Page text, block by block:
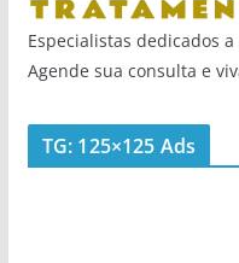
Especialistas dedicados
Agende sua consulta e
TG: 125×125 Ads